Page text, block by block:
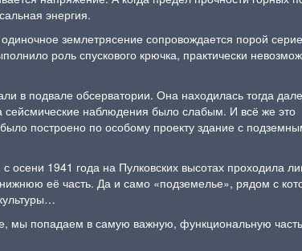
энергия.
землетрясение сопровождается порой
роль спускового крючка, практически
в подвале обсерватории. Она находилась тогда
наблюдения было слабым. И всё же это
построено по особому проекту здание с
осени 1941 года на Пулковских высотах проходила
её часть. Да и само «подземелье», рядом с
мы попадаем в самую важную, функциональную